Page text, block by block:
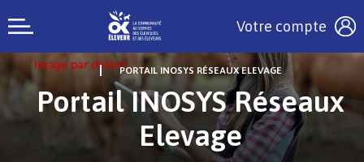
Votre compte
PORTAIL INOSYS RÉSEAUX ELEVAGE
Portail INOSYS Réseaux
Elevage